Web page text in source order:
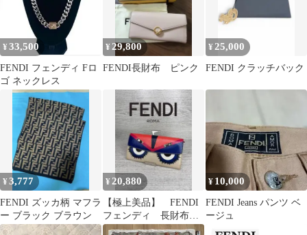
¥ 33,500
FENDI フェンディ Fロ
ゴ ネックレス
¥ 29,800
FENDI長財布 ピンク
¥ 25,000
FENDI クラッチバック
¥3,777
FENDI ズッカ柄 マフラ
ー ブラック ブラウン
¥ 20,880
【極上美品】 FENDI
フェンディ 長財布
二つ折り バグズア
¥ 10,000
FENDI Jeans パンツ ベ
ージュ